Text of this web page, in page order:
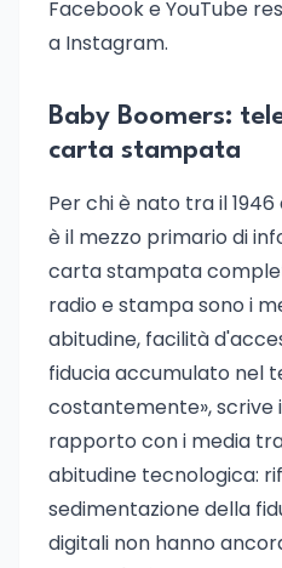
Facebook e YouTube
a Instagram.
Baby Boomers:
carta stampata
Per chi è nato tra il 1946
è il mezzo primario di
carta stampata
radio e stampa sono i
abitudine, facilità
fiducia accumulato nel
costantemente», scrive
rapporto con i media
abitudine tecnologica:
sedimentazione della
digitali non hanno